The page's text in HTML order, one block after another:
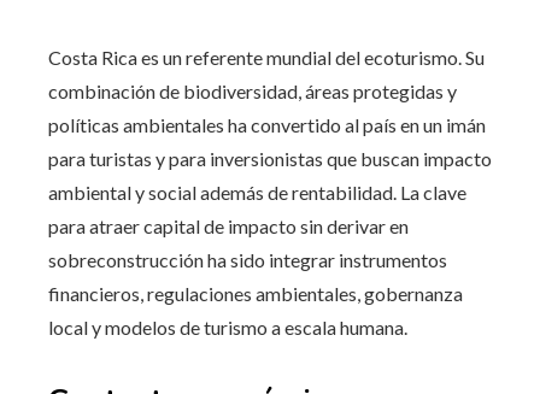
Costa Rica es un referente mundial del ecoturismo. Su
combinación de biodiversidad, áreas protegidas y
políticas ambientales ha convertido al país en un imán
para turistas y para inversionistas que buscan impacto
ambiental y social además de rentabilidad. La clave
para atraer capital de impacto sin derivar en
sobreconstrucción ha sido integrar instrumentos
financieros, regulaciones ambientales, gobernanza
local y modelos de turismo a escala humana.